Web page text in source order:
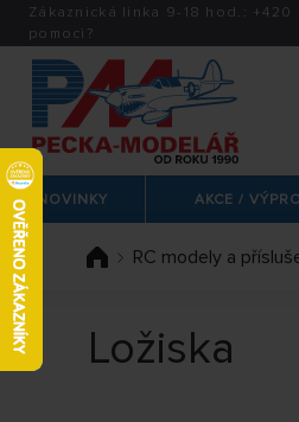
Zákaznická linka 9-18 hod.: +420
pomoci?
NOVINKY AKCE /
RC modely a
Ložiska